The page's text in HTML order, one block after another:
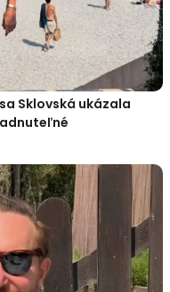
Sklovská ukázala